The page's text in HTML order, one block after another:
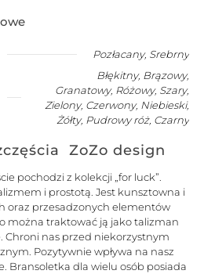
Pozłacany, Srebrny
Błękitny, Brązowy,
Granatowy, Różowy, Szary,
Zielony, Czerwony, Niebieski,
Żółty, Pudrowy róż, Czarny
ZoZo design
pochodzi z kolekcji „for luck”.
i prostotą. Jest kunsztowna i
oraz przesadzonych elementów
można traktować ją jako talizman
Chroni nas przed niekorzystnym
Pozytywnie wpływa na nasz
Bransoletka dla wielu osób posiada